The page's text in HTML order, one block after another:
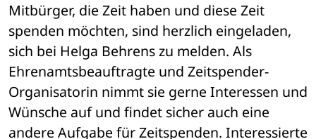
Mitbürger, die Zeit haben und diese Zeit
spenden möchten, sind herzlich eingeladen,
sich bei Helga Behrens zu melden. Als
Ehrenamtsbeauftragte und Zeitspender-
Organisatorin nimmt sie gerne Interessen und
Wünsche auf und findet sicher auch eine
andere Aufgabe für Zeitspenden. Interessierte